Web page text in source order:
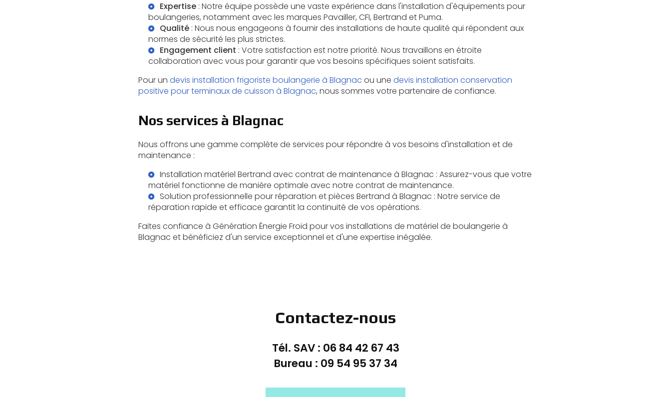
Expertise : Notre équipe possède une vaste expérience dans l'installation d'équipements pour
boulangeries, notamment avec les marques Pavailler, CFI, Bertrand et Puma.
Qualité : Nous nous engageons à fournir des installations de haute qualité qui répondent aux
normes de sécurité les plus strictes.
Engagement client : Votre satisfaction est notre priorité. Nous travaillons en étroite
collaboration avec vous pour garantir que vos besoins spécifiques soient satisfaits.
Pour un devis installation frigoriste boulangerie à Blagnac ou une devis installation conservation
positive pour terminaux de cuisson à Blagnac, nous sommes votre partenaire de confiance.
Nos services à Blagnac
Nous offrons une gamme complète de services pour répondre à vos besoins d'installation et de
maintenance :
Installation matériel Bertrand avec contrat de maintenance à Blagnac : Assurez-vous que votre
matériel fonctionne de manière optimale avec notre contrat de maintenance.
Solution professionnelle pour réparation et pièces Bertrand à Blagnac : Notre service de
réparation rapide et efficace garantit la continuité de vos opérations.
Faites confiance à Génération Énergie Froid pour vos installations de matériel de boulangerie à
Blagnac et bénéficiez d'un service exceptionnel et d'une expertise inégalée.
Contactez-nous
Tél. SAV : 06 84 42 67 43
Bureau : 09 54 95 37 34